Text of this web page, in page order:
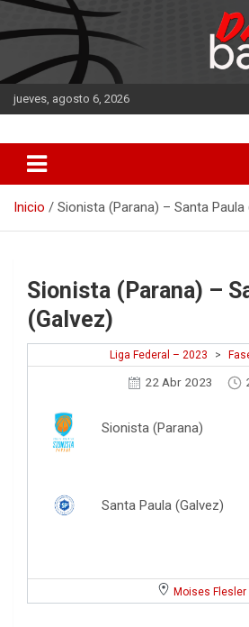
Saltar
al
contenido
jueves, agosto 6, 2026
DATA Basquet
Inicio Sionista (Parana) – Santa Paula
Sionista (Parana) –
(Galvez)
Liga Federal – 2023 >
22 Abr 2023
Sionista (Parana)
Santa Paula (Galvez)
Moises Flesler